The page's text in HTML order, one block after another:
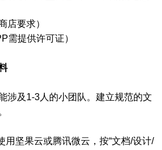
店要求）
需提供许可证）
涉及1-3人的小团队。建立规范的文
用坚果云或腾讯微云，按“文档/设计/